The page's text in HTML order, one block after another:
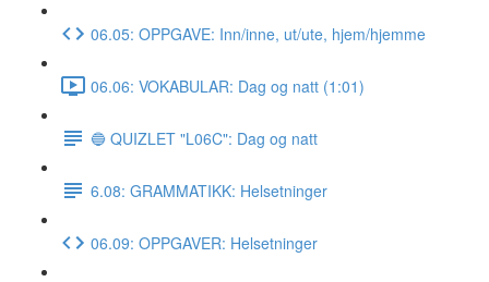
06.05: OPPGAVE: Inn/inne, ut/ute, hjem/hjemme
06.06: VOKABULAR: Dag og natt (1:01)
🔵 QUIZLET "L06C": Dag og natt
6.08: GRAMMATIKK: Helsetninger
06.09: OPPGAVER: Helsetninger